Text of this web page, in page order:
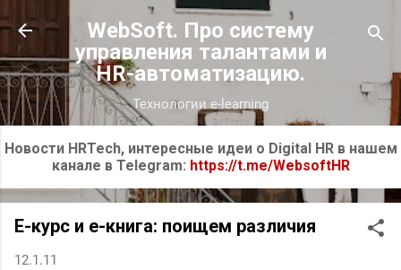
К основному контенту
WebSoft. Про систему
управления талантами и
HR-автоматизацию.
Технологии e-learning
Новости HRTech, интересные идеи о Digital HR в нашем
канале в Telegram: https://t.me/WebsoftHR
Е-курс и е-книга: поищем различия
12.1.11